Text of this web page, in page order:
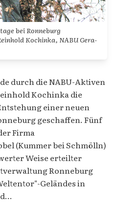
bei Ronneburg
Kochinka, NABU Gera-
durch die NABU-Aktiven
Kochinka die
einer neuen
geschaffen. Fünf
Firma
(Kummer bei Schmölln)
Weise erteilter
Ronneburg
Geländes in